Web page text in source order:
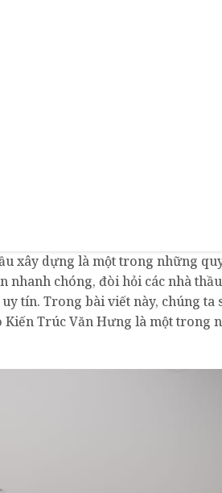
xây dựng là một trong những
nhanh chóng, đòi hỏi các nhà
tín. Trong bài viết này, chúng ta
Trúc Văn Hưng là một trong